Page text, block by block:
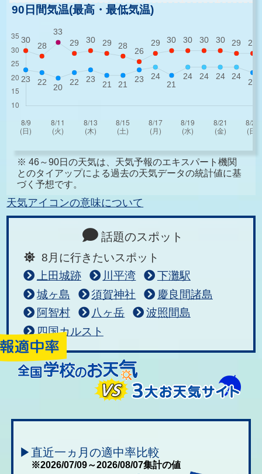
90日間気温(最高・最低気温)
※ 46～90日の天気は、天気予報のエキスパート機関
とのタイアップによる過去の天気データの統計値に基
づく予想です。
天気アイコンの意味について
話題のスポット
8月に行きたいスポット
上田城跡
川平湾
下灘駅
城ヶ島
須賀神社
慶良間諸島
阿智村
八ヶ岳
波照間島
四国カルスト
▶直近一ヵ月の適中率比較
※2026/07/09～2026/08/07集計の値